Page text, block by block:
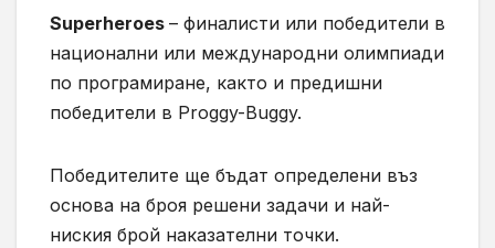
Superheroes – финалисти или победители в
национални или международни олимпиади
по програмиране, както и предишни
победители в Proggy-Buggy.
Победителите ще бъдат определени въз
основа на броя решени задачи и най-
ниския брой наказателни точки.